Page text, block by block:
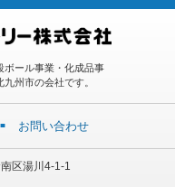
ボール事業・化成品事
州市の会社です。
お問い合わせ
区湯川4-1-1